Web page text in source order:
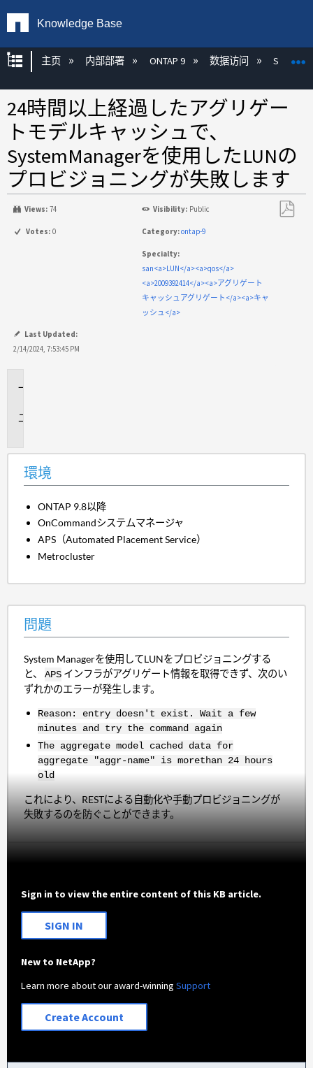
Knowledge Base
扩展/隐缩全局层次
主页 内部部署 ONTAP 9 数据访问 SAN
24時間以上経過したアグリゲー
トモデルキャッシュで、
SystemManagerを使用したLUNの
プロビジョニングが失敗します
Views: 74 Visibility: Public
Votes: 0 Category:ontap-9
Specialty:
san<a>LUN</a><a>qos</a>
<a>2009392414</a><a>アグリゲート
キャッシュアグリゲート</a><a>キャ
ッシュ</a>
Last Updated:
2/14/2024, 7:53:45 PM
環境
ONTAP 9.8以降
OnCommandシステムマネージャ
APS（Automated Placement Service）
Metrocluster
問題
System Managerを使用してLUNをプロビジョニングする
と、 APSインフラがアグリゲート情報を取得できず、次のい
ずれかのエラーが発生します。
Reason: entry doesn't exist. Wait a few
minutes and try the command again
The aggregate model cached data for
aggregate "aggr-name" is morethan 24 hours
old
これにより、RESTによる自動化や手動プロビジョニングが
失敗するのを防ぐことができます。
Sign in to view the entire content of this KB article.
SIGN IN
New to NetApp?
Learn more about our award-winningSupport
Create Account